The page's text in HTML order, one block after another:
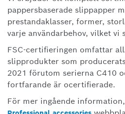
pappersbaserade slippapper
prestandaklasser, former,
varje användarbehov, vilket vi
FSC-certifieringen omfattar
slipprodukter som
2021 förutom serierna C410
fortfarande är ocertifierade.
För mer ingående